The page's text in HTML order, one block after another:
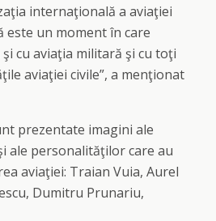
internaţională a aviaţiei
este un moment în care
cu aviaţia militară şi cu toţi
aviaţiei civile”, a menţionat
prezentate imagini ale
ale personalităţilor care au
aviaţiei: Traian Vuia, Aurel
Dumitru Prunariu,